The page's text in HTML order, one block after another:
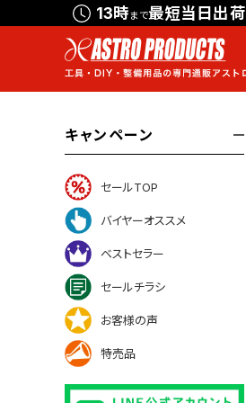
13時まで最短当日出荷
キャンペーン
セールTOP
バイヤーオススメ
ベストセラー
セールチラシ
お客様の声
特売品